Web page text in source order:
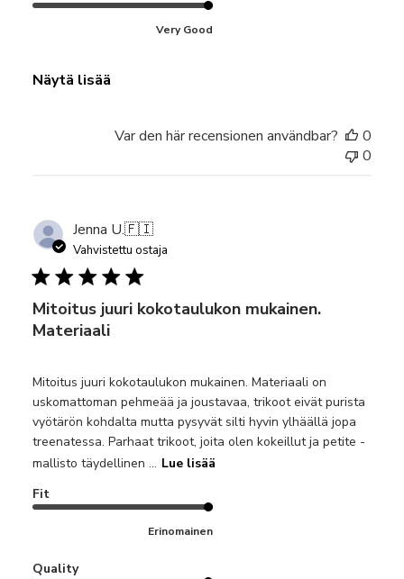
Very Good
Näytä lisää
Var den här recensionen användbar?
0
0
Jenna U.🇫🇮
Vahvistettu ostaja
Mitoitus juuri kokotaulukon mukainen.
Materiaali
Mitoitus juuri kokotaulukon mukainen. Materiaali on
uskomattoman pehmeää ja joustavaa, trikoot eivät purista
vyötärön kohdalta mutta pysyvät silti hyvin ylhäällä jopa
treenatessa. Parhaat trikoot, joita olen kokeillut ja petite -
mallisto täydellinen ... Lue lisää
Fit
Erinomainen
Quality